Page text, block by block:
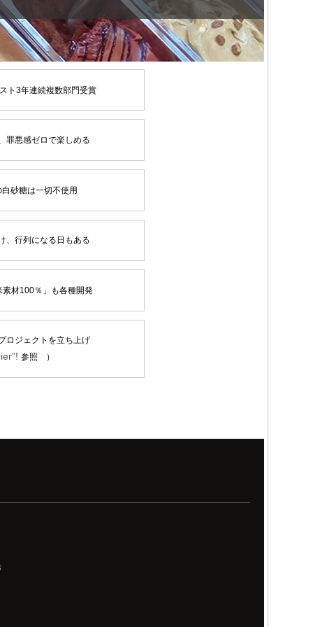
ト3年連続複数部門受賞
罪悪感ゼロで楽しめる
砂糖は一切不使用
、行列になる日もある
材100％」も各種開発
ロジェクトを立ち上げ
参照 ）